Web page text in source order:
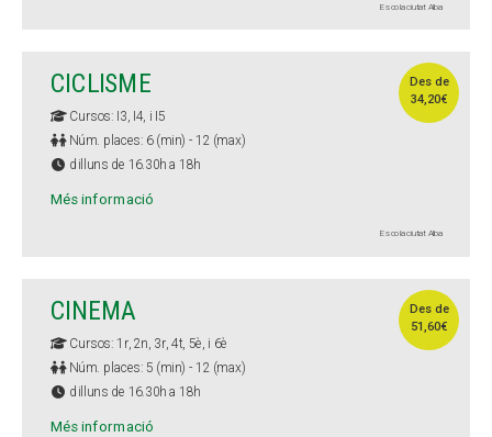
Escola ciutat Alba
Des de
34,20€
CICLISME
Cursos: I3, I4, i I5
Núm. places: 6 (min) - 12 (max)
dilluns de 16.30h a 18h
Més informació
Escola ciutat Alba
Des de
51,60€
CINEMA
Cursos: 1r, 2n, 3r, 4t, 5è, i 6è
Núm. places: 5 (min) - 12 (max)
dilluns de 16.30h a 18h
Més informació